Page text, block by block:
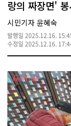
울
시
대
표
소
통
포
랑의 짜장면'
시민기자 윤혜숙
발행일 2025.12.16.
수정일 2025.12.16.